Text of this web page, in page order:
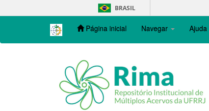
navigation
BRASIL
Página inicial Navegar Ajuda